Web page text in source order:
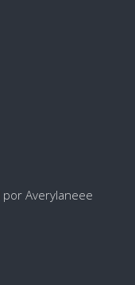
por Averylaneee